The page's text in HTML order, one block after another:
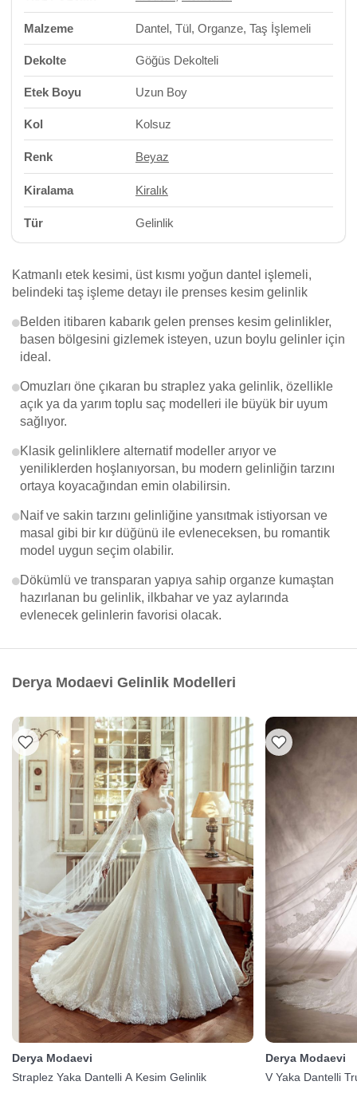
Malzeme Dantel, Tül, Organze, Taş İşlemeli
Dekolte Göğüs Dekolteli
Etek Boyu Uzun Boy
Kol Kolsuz
Renk Beyaz
Kiralama Kiralık
Tür Gelinlik
Katmanlı etek kesimi, üst kısmı yoğun dantel işlemeli,
belindeki taş işleme detayı ile prenses kesim gelinlik
Belden itibaren kabarık gelen prenses kesim gelinlikler,
basen bölgesini gizlemek isteyen, uzun boylu gelinler için
ideal.
Omuzları öne çıkaran bu straplez yaka gelinlik, özellikle
açık ya da yarım toplu saç modelleri ile büyük bir uyum
sağlıyor.
Klasik gelinliklere alternatif modeller arıyor ve
yeniliklerden hoşlanıyorsan, bu modern gelinliğin tarzını
ortaya koyacağından emin olabilirsin.
Naif ve sakin tarzını gelinliğine yansıtmak istiyorsan ve
masal gibi bir kır düğünü ile evleneceksen, bu romantik
model uygun seçim olabilir.
Dökümlü ve transparan yapıya sahip organze kumaştan
hazırlanan bu gelinlik, ilkbahar ve yaz aylarında
evlenecek gelinlerin favorisi olacak.
Derya Modaevi Gelinlik Modelleri
Derya Modaevi
Straplez Yaka Dantelli A Kesim Gelinlik
Derya Modaevi
V Yaka Dantelli